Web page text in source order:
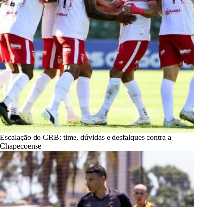
Escalação do CRB: time, dúvidas e desfalques contra a
Chapecoense